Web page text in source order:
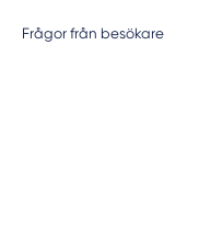
Frågor från besökare